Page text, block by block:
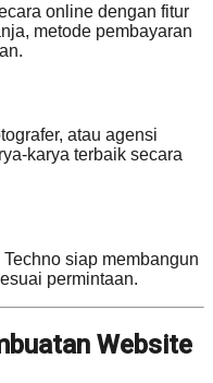
online dengan fitur
metode pembayaran
atau agensi
karya terbaik secara
siap membangun
permintaan.
Website